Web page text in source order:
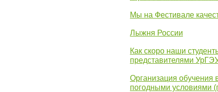
Мы на Фестивале
Лыжня России
Как скоро наши
представителями
Организация обучения
погодными условиями